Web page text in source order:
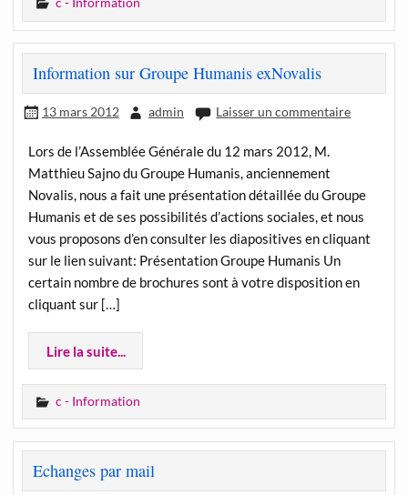
Information sur Groupe Humanis exNovalis
13 mars 2012 admin Laisser un commentaire
Lors de l’Assemblée Générale du 12 mars 2012, M.
Matthieu Sajno du Groupe Humanis, anciennement
Novalis, nous a fait une présentation détaillée du Groupe
Humanis et de ses possibilités d’actions sociales, et nous
vous proposons d’en consulter les diapositives en cliquant
sur le lien suivant: Présentation Groupe Humanis Un
certain nombre de brochures sont à votre disposition en
cliquant sur […]
Lire la suite...
c - Information
Echanges par mail